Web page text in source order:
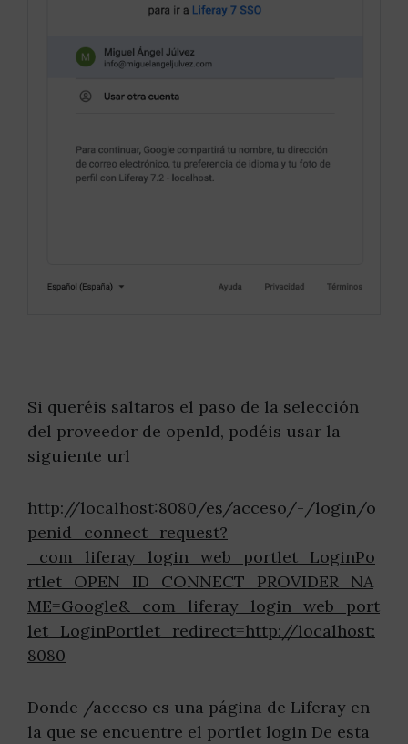
Si queréis saltaros el paso de la selección
del proveedor de openId, podéis usar la
siguiente url
http://localhost:8080/es/acceso/-/login/o
penid_connect_request?
_com_liferay_login_web_portlet_LoginPo
rtlet_OPEN_ID_CONNECT_PROVIDER_NA
ME=Google&_com_liferay_login_web_port
let_LoginPortlet_redirect=http://localhost:
8080
Donde /acceso es una página de Liferay en
la que se encuentre el portlet login De esta